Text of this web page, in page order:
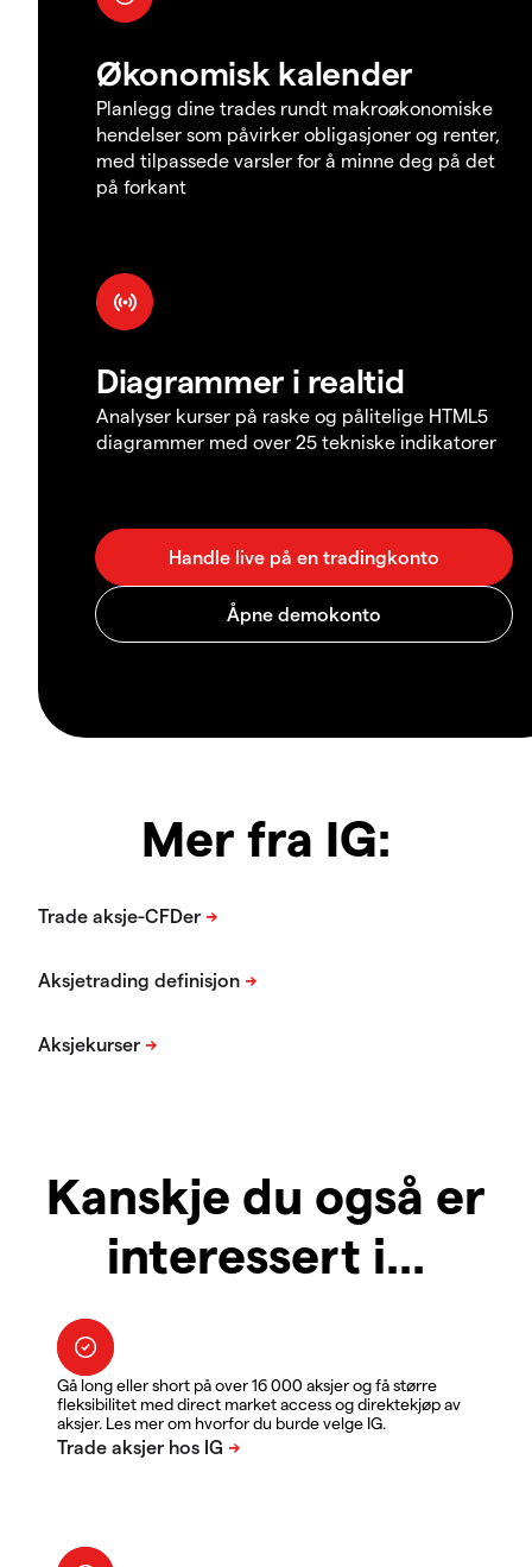
Økonomisk kalender
Planlegg dine trades rundt makroøkonomiske
hendelser som påvirker obligasjoner og renter,
med tilpassede varsler for å minne deg på det
på forkant
Diagrammer i realtid
Analyser kurser på raske og pålitelige HTML5
diagrammer med over 25 tekniske indikatorer
Mer fra IG:
Kanskje du også er
interessert i...
Gå long eller short på over 16 000 aksjer og få større
fleksibilitet med direct market access og direktekjøp av
aksjer. Les mer om hvorfor du burde velge IG.